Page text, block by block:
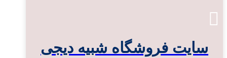
سایت فروشگاه شبیه دیجی